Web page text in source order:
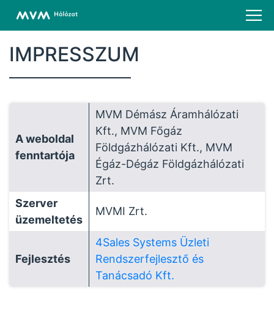
IMPRESSZUM
A weboldal
fenntartója
MVM Démász Áramhálózati
Kft., MVM Főgáz
Földgázhálózati Kft., MVM
Égáz-Dégáz Földgázhálózati
Zrt.
Szerver
üzemeltetés
MVMI Zrt.
Fejlesztés
4Sales Systems Üzleti
Rendszerfejlesztő és
Tanácsadó Kft.